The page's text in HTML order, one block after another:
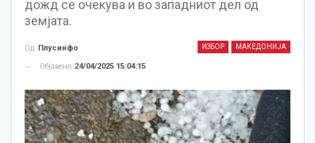
дожд се очекува и во западниот дел од
земјата.
ИЗБОР МАКЕДОНИЈА
Од Плусинфо
Објавено 24/04/2025 15:04:15